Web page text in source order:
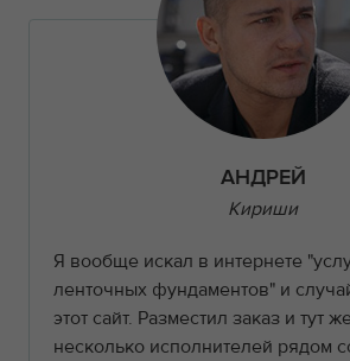
АНДРЕЙ
Кириши
Я вообще искал в интернете
ленточных фундаментов" и
этот сайт. Разместил заказ и тут
несколько исполнителей рядом